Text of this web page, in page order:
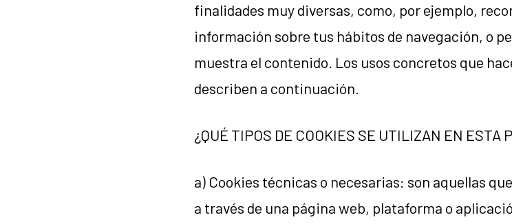
finalidades muy diversas, como, por ejemplo,
información sobre tus hábitos de navegación, o
muestra el contenido. Los usos concretos que
describen a continuación.
¿QUÉ TIPOS DE COOKIES SE UTILIZAN EN ESTA
a) Cookies técnicas o necesarias: son aquellas
a través de una página web, plataforma o